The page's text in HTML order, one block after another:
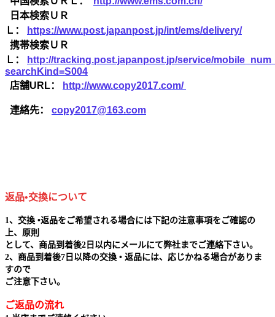
日本検索ＵＲ
Ｌ：
https://www.post.japanpost.jp/int/ems/delivery/
携帯検索ＵＲ
Ｌ：
http://tracking.post.japanpost.jp/service/
searchKind=S004
店舗URL：
http://www.copy2017.com/
連絡先： copy2017@163.com
返品•交換について
1、交換 •返品をご希望される場合には下記の注意事項をご確認の
上、原則
として、商品到着後2日以内にメールにて弊社までご連絡下さい。
2、商品到着後7日以降の交換 • 返品には、応じかねる場合がありま
すので
ご注意下さい。
ご返品の流れ